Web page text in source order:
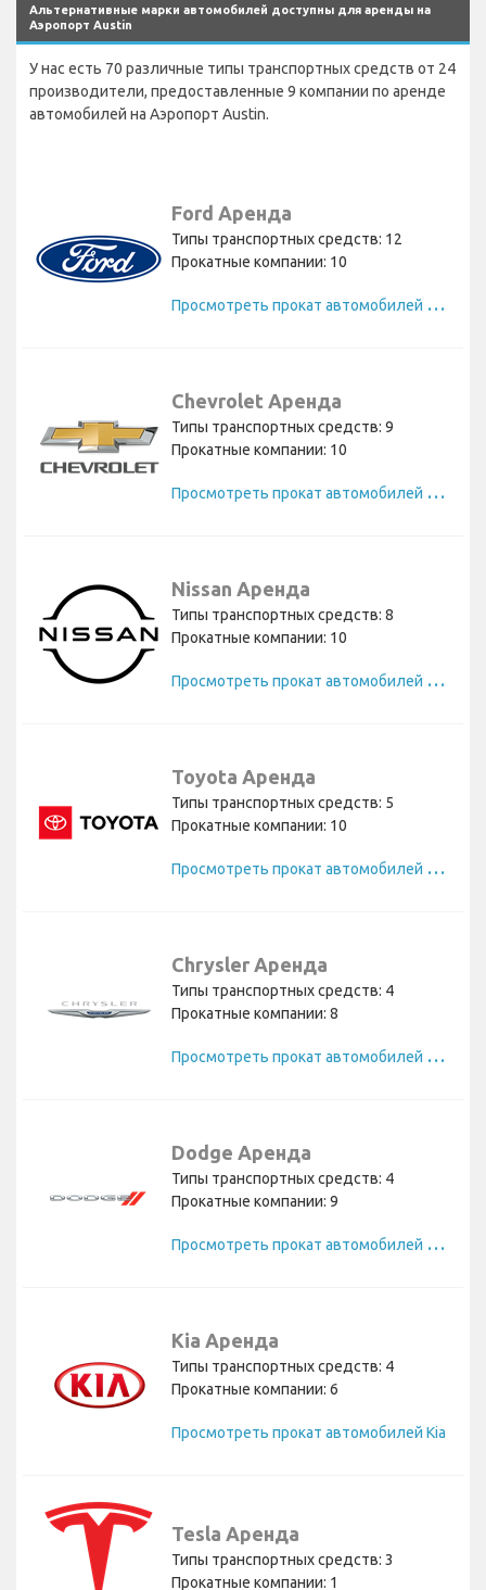
Альтернативные марки автомобилей доступны для аренды на
Аэропорт Austin
У нас есть 70 различные типы транспортных средств от 24
производители, предоставленные 9 компании по аренде
автомобилей на Аэропорт Austin.
Ford Аренда
Типы транспортных средств: 12
Прокатные компании: 10
П
росмотреть прокат автомобилей Ford
Chevrolet Аренда
Типы транспортных средств: 9
Прокатные компании: 10
П
росмотреть прокат автомобилей Chevrolet
Nissan Аренда
Типы транспортных средств: 8
Прокатные компании: 10
П
росмотреть прокат автомобилей Nissan
Toyota Аренда
Типы транспортных средств: 5
Прокатные компании: 10
П
росмотреть прокат автомобилей Toyota
Chrysler Аренда
Типы транспортных средств: 4
Прокатные компании: 8
П
росмотреть прокат автомобилей Chrysler
Dodge Аренда
Типы транспортных средств: 4
Прокатные компании: 9
П
росмотреть прокат автомобилей Dodge
Kia Аренда
Типы транспортных средств: 4
Прокатные компании: 6
Просмотреть прокат автомобилей Kia
Tesla Аренда
Типы транспортных средств: 3
Прокатные компании: 1